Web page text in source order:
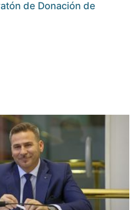
de Donación de